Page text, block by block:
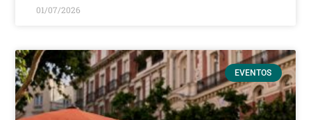
01/07/2026
EVENTOS